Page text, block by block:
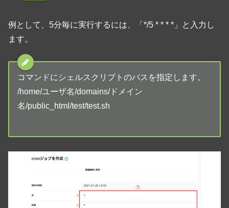
例として、5分毎に実行するには、「*/5 * * * *」と入力し
ます。
コマンドにシェルスクリプトのパスを指定します。
/home/ユーザ名/domains/ドメイン
名/public_html/test/test.sh